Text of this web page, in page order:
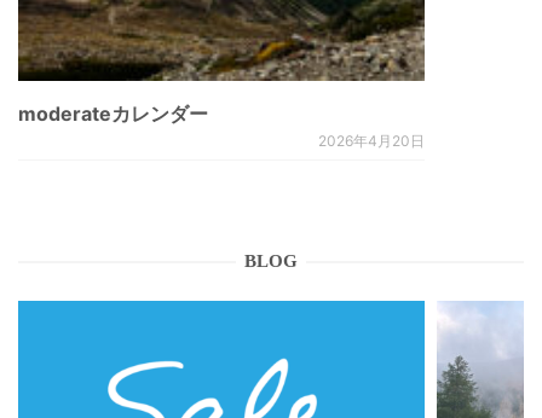
moderateカレンダー
2026年4月20日
BLOG